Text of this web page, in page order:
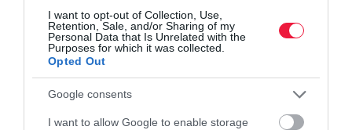
I want to opt-out of Collection, Use,
Retention, Sale, and/or Sharing of my
Personal Data that Is Unrelated with the
Purposes for which it was collected.
Opted Out
Google consents
I want to allow Google to enable storage
Már a határon jár, veszélyes kártevő közeledik
A szomszédos országokban már megjelent a rendkívül agresszív,
csaknem száz tápnövényt pusztító japán cserebogár, amelynek